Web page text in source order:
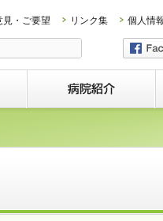
見・ご要望 リンク集 個人情